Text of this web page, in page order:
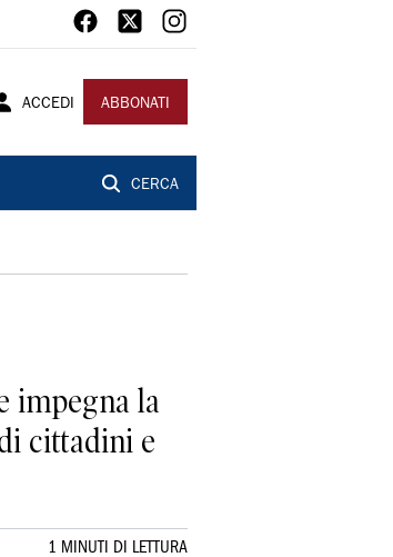
ACCEDI ABBONATI
CERCA
impegna la
cittadini e
1 MINUTI DI LETTURA